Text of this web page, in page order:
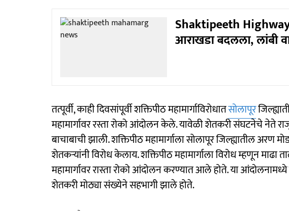
Shaktipeeth Highway:
आराखडा बदलला, लांबी
तत्पूर्वी, काही दिवसांपूर्वी शक्तिपीठ महामार्गाविरोधातसोलापूर
महामार्गावर रस्ता रोको आंदोलन केले. यावेळी शेतकरी संघटनेचे नेते
बाचाबाची झाली. शक्तिपीठ महामार्गाला सोलापूर जिल्ह्यातील अरण
शेतकऱ्यांनी विरोध केलाय. शक्तिपीठ महामार्गाला विरोध म्हणून माढा
महामार्गावर रास्ता रोको आंदोलन करण्यात आले होते. या आंदोलनामध्ये
शेतकरी मोठ्या संख्येने सहभागी झाले होते.